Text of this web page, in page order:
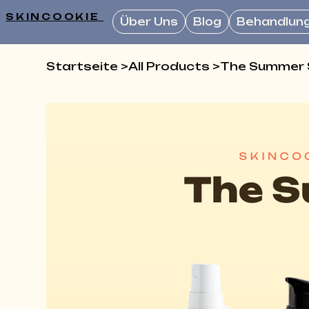
SKINCOOKIE Über Uns Blog
Startseite >All Products >The Summer